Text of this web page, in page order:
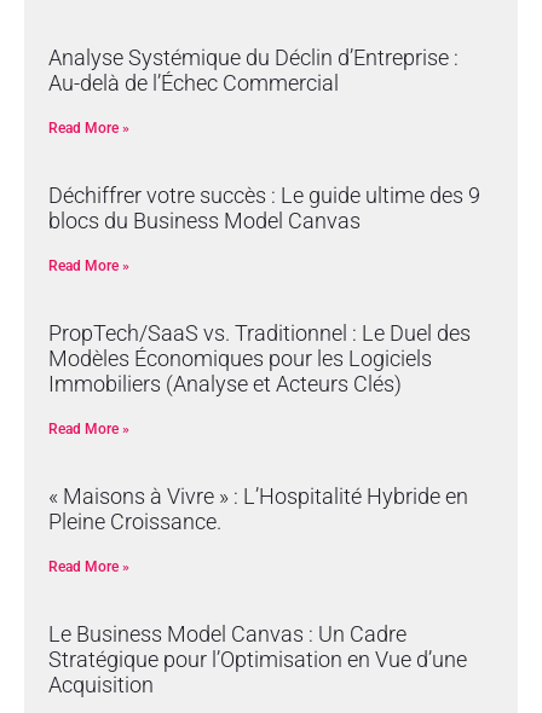
Analyse Systémique du Déclin d’Entreprise :
Au-delà de l’Échec Commercial
Read More »
Déchiffrer votre succès : Le guide ultime des 9
blocs du Business Model Canvas
Read More »
PropTech/SaaS vs. Traditionnel : Le Duel des
Modèles Économiques pour les Logiciels
Immobiliers (Analyse et Acteurs Clés)
Read More »
« Maisons à Vivre » : L’Hospitalité Hybride en
Pleine Croissance.
Read More »
Le Business Model Canvas : Un Cadre
Stratégique pour l’Optimisation en Vue d’une
Acquisition